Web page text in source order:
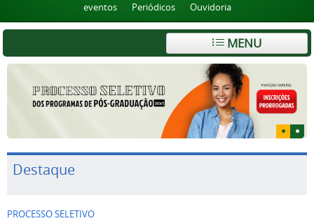
eventos
Periódicos Ouvidoria
MENU
Destaque
PROCESSO SELETIVO